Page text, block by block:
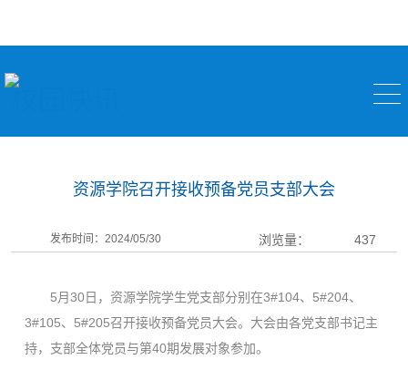
资源学院召开接收预备党员支部大会
发布时间：2024/05/30 浏览量： 437
5月30日，资源学院学生党支部分别在3#104、5#204、
3#105、5#205召开接收预备党员大会。大会由各党支部书记主
持，支部全体党员与第40期发展对象参加。